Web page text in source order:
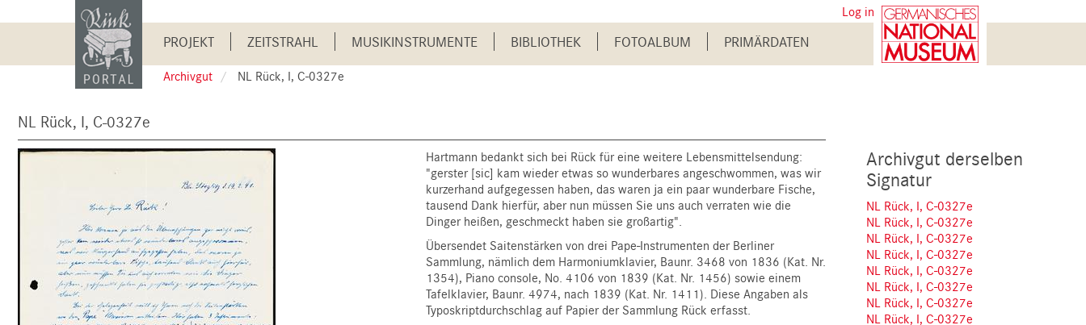
to
User
account
menu
Log in
Main
navigation
PROJEKT ZEITSTRAHL MUSIKINSTRUMENTE BIBLIOTHEK FOTOALBUM PRIMÄRDATEN
Archivgut NL Rück, I, C-0327e
NL Rück, I, C-0327e
Hartmann bedankt sich bei Rück für eine weitere Lebensmittelsendung:
"gerster [sic] kam wieder etwas so wunderbares angeschwommen, was wir
kurzerhand aufgegessen haben, das waren ja ein paar wunderbare Fische,
tausend Dank hierfür, aber nun müssen Sie uns auch verraten wie die
Dinger heißen, geschmeckt haben sie großartig".
Übersendet Saitenstärken von drei Pape-Instrumenten der Berliner
Sammlung, nämlich dem Harmoniumklavier, Baunr. 3468 von 1836 (Kat. Nr.
1354), Piano console, No. 4106 von 1839 (Kat. Nr. 1456) sowie einem
Tafelklavier, Baunr. 4974, nach 1839 (Kat. Nr. 1411). Diese Angaben als
Typoskriptdurchschlag auf Papier der Sammlung Rück erfasst.
Archivgut derselben
Signatur
NL Rück, I, C-0327e
NL Rück, I, C-0327e
NL Rück, I, C-0327e
NL Rück, I, C-0327e
NL Rück, I, C-0327e
NL Rück, I, C-0327e
NL Rück, I, C-0327e
NL Rück, I, C-0327e